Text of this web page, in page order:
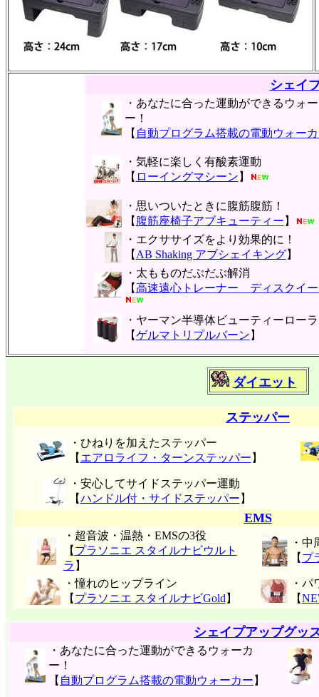
シェイ
・あなたに合った運動ができるウォ
ー！
【 自動プログラム搭載の電動ウォー
・気軽に楽しく有酸素運動
【 ローイングマシーン 】
・思いついたときに腹筋腹筋！
【 腹筋座椅子アブキューティー 】
・エクササイズをより効果的に！
【 AB Shaking アブシェイキング】
・太もものだぶだぶ解消
【高速遠心トレーナー ディスクイ
・ヤーマン半導体ビューティーロー
【ゲルマトリプルバーン 】
ダイエット
ステッパー
・ひねりを加えたステッパー
【 エアロライフ・ターンステッパー 】
・安心してサイドステッパー運動
【ハンドル付・サイドステッパー 】
EMS
・超音波・温熱・EMSの3役
【 プラソニエ スタイルナビウルト
ラ 】
・
【 プ
・憧れのヒップライン
【 プラソニエ スタイルナビGold 】
・
【
シェイプアップグッ
・あなたに合った運動ができるウォーカ
ー！
【 自動プログラム搭載の電動ウォーカー 】